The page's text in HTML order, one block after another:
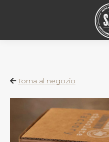
Torna al negozio